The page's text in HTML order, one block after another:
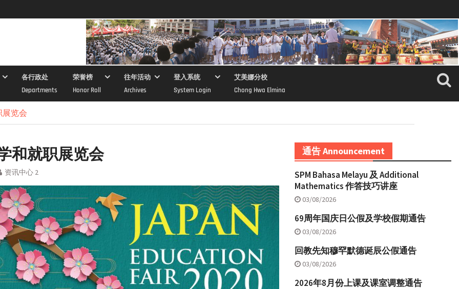
各行政处
Departments
荣誉榜
Honor Roll
往年活动
Archives
登入系统
System Login
艾美娜分校
Chong Hwa Elmina
展览会
和就职展览会
资讯中心 2
通告 Announcement
SPM Bahasa Melayu 及 Additional
Mathematics 作答技巧讲座
03/08/2026
69周年国庆日公假及学校假期通告
03/08/2026
回教先知穆罕默德诞辰公假通告
03/08/2026
2026年8月份上课及课室调整通告